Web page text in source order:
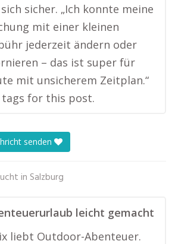
sicher. „Ich konnte meine
mit einer kleinen
jederzeit ändern oder
– das ist super für
mit unsicherem Zeitplan.“
tags for this post.
senden
in Salzburg
leicht gemacht
liebt Outdoor-Abenteuer.